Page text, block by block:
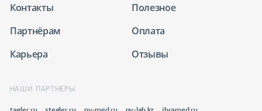
Контакты
Полезное
Партнёрам
Оплата
Карьера
Отзывы
НАШИ ПАРТНЕРЫ